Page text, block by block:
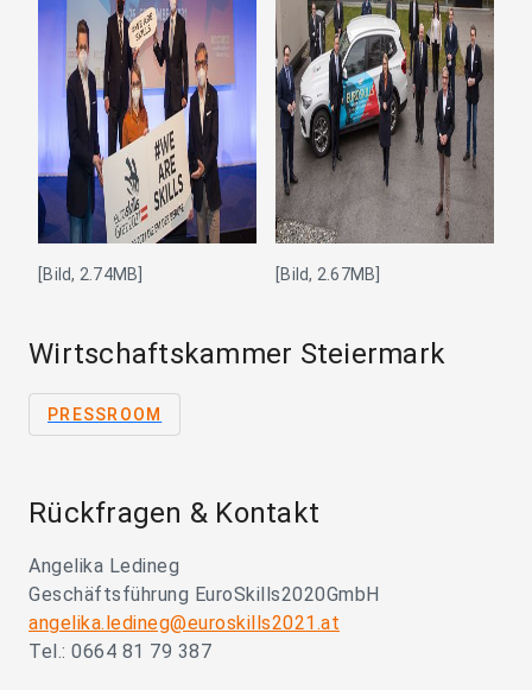
[Bild, 2.74MB] [Bild, 2.67MB]
Wirtschaftskammer Steiermark
PRESSROOM
Rückfragen & Kontakt
Angelika Ledineg
Geschäftsführung EuroSkills2020GmbH
angelika.ledineg@euroskills2021.at
Tel.: 0664 81 79 387